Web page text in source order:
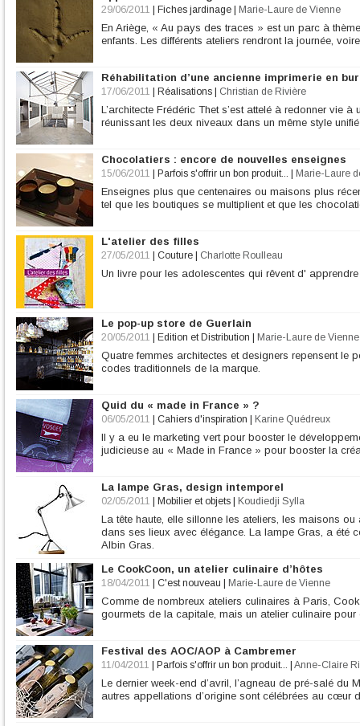
29/06/2011 Fiches jardinage Marie-Laure de Vienne
En Ariège, « Au pays des traces » est un parc à
enfants. Les différents ateliers rendront la journée,
Réhabilitation d’une ancienne imprimerie en
17/06/2011 Réalisations Christian de Rivière
L’architecte Frédéric Thet s’est attelé à redonner vie
réunissant les deux niveaux dans un même style
Chocolatiers : encore de nouvelles enseignes
15/06/2011 Parfois s'offrir un bon produit... Marie-Laure
Enseignes plus que centenaires ou maisons plus
tel que les boutiques se multiplient et que les
L'atelier des filles
27/05/2011 Couture Charlotte Roulleau
Un livre pour les adolescentes qui rêvent d'
Le pop-up store de Guerlain
20/05/2011 Edition et Distribution Marie-Laure de Vienne
Quatre femmes architectes et designers repensent le
codes traditionnels de la marque.
Quid du « made in France » ?
06/05/2011 Cahiers d'inspiration Karine Quédreux
Il y a eu le marketing vert pour booster le
judicieuse au « Made in France » pour booster la
La lampe Gras, design intemporel
02/05/2011 Mobilier et objets Koudiedji Sylla
La tête haute, elle sillonne les ateliers, les maisons ou
dans ses lieux avec élégance. La lampe Gras, a été
Albin Gras.
Le CookCoon, un atelier culinaire d’hôtes
18/04/2011 C'est nouveau Marie-Laure de Vienne
Comme de nombreux ateliers culinaires à Paris,
gourmets de la capitale, mais un atelier culinaire pour
Festival des AOC/AOP à Cambremer
11/04/2011 Parfois s'offrir un bon produit... Anne-Claire
Le dernier week-end d’avril, l’agneau de pré-salé du
autres appellations d’origine sont célébrées au cœur